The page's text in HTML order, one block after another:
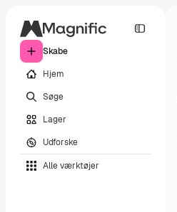
Skabe
Hjem
Søge
Lager
Udforske
Alle værktøjer